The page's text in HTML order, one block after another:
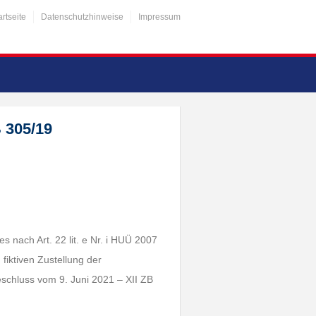
Datenschutzhinweise Impressum
19
nach Art. 22 lit. e Nr. i HUÜ 2007
Zustellung der
vom 9. Juni 2021 – XII ZB